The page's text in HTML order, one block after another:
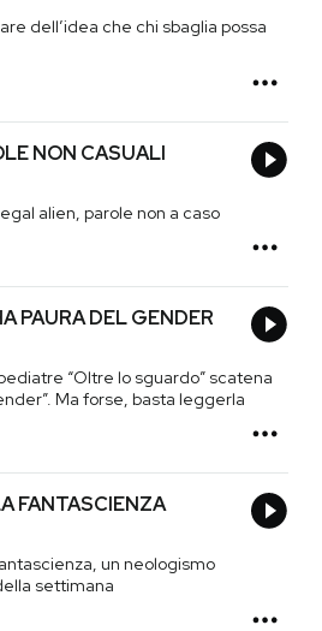
dell’idea che chi sbaglia possa
NON CASUALI
alien, parole non a caso
PAURA DEL GENDER
“Oltre lo sguardo” scatena
Ma forse, basta leggerla
FANTASCIENZA
un neologismo
settimana